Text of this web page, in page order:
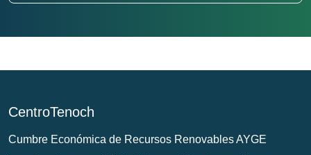
CentroTenoch
Cumbre Económica de Recursos Renovables AYGE